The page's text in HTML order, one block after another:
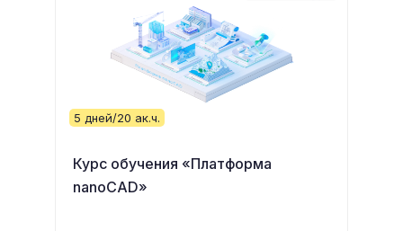
5 дней/20 ак.ч.
Курс обучения «Платформа
nanoCAD»